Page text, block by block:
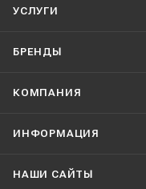
УСЛУГИ
БРЕНДЫ
КОМПАНИЯ
ИНФОРМАЦИЯ
НАШИ CАЙТЫ